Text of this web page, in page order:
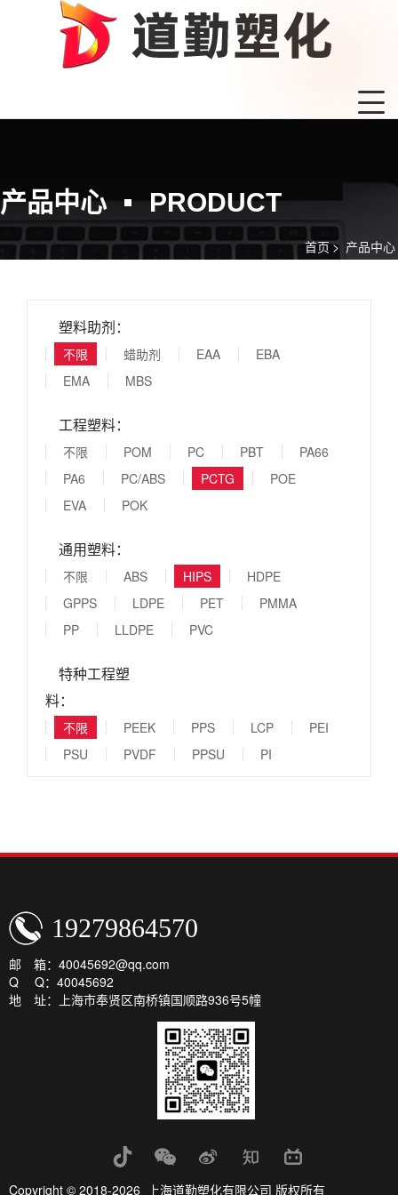
产品中心 PRODUCT
首页> 产品中心
塑料助剂：
不限 蜡助剂 EAA
EBA
EMA
MBS
工程塑料：
不限 POM PC PBT
PA66
PA6
PC/ABS PCTG
POE
EVA
POK
通用塑料：
不限 ABS HIPS
HDPE
GPPS
LDPE PET
PMMA
PP
LLDPE PVC
特种工程塑
料：
不限 PEEK PPS LCP
PEI
PSU
PVDF PPSU PI
19279864570
邮 箱：40045692@qq.com
Q Q：40045692
地 址：上海市奉贤区南桥镇国顺路936号5幢
Copyright © 2018-2026 上海道勤塑化有限公司 版权所有